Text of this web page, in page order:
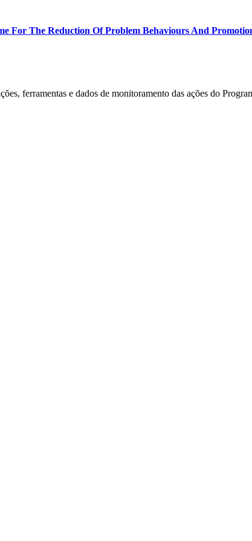
For The Reduction Of Problem Behaviours And
ferramentas e dados de monitoramento das ações do